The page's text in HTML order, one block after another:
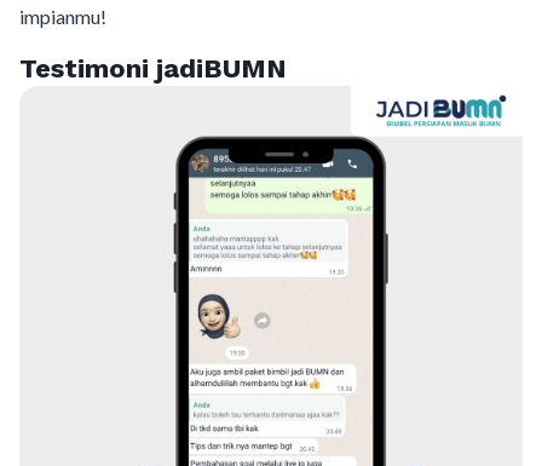
impianmu!
Testimoni jadiBUMN